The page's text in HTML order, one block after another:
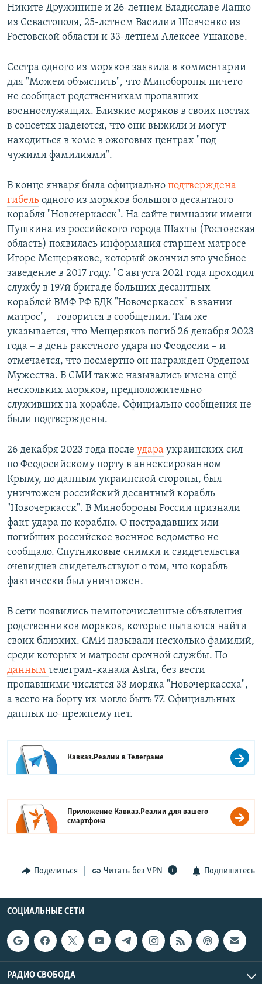
Никите Дружинине и 26-летнем Владиславе Лапко
из Севастополя, 25-летнем Василии Шевченко из
Ростовской области и 33-летнем Алексее Ушакове.
Сестра одного из моряков заявила в комментарии
для "Можем объяснить", что Минобороны ничего
не сообщает родственникам пропавших
военнослужащих. Близкие моряков в своих постах
в соцсетях надеются, что они выжили и могут
находиться в коме в ожоговых центрах "под
чужими фамилиями".
В конце января была официально подтверждена
гибель одного из моряков большого десантного
корабля "Новочеркасск". На сайте гимназии имени
Пушкина из российского города Шахты (Ростовская
область) появилась информация старшем матросе
Игоре Мещерякове, который окончил это учебное
заведение в 2017 году. "С августа 2021 года проходил
службу в 197й бригаде больших десантных
кораблей ВМФ РФ БДК "Новочеркасск" в звании
матрос", – говорится в сообщении. Там же
указывается, что Мещеряков погиб 26 декабря 2023
года – в день ракетного удара по Феодосии – и
отмечается, что посмертно он награжден Орденом
Мужества. В СМИ также назывались имена ещё
нескольких моряков, предположительно
служивших на корабле. Официально сообщения не
были подтверждены.
26 декабря 2023 года после удара украинских сил
по Феодосийскому порту в аннексированном
Крыму, по данным украинской стороны, был
уничтожен российский десантный корабль
"Новочеркасск". В Минобороны России признали
факт удара по кораблю. О пострадавших или
погибших российское военное ведомство не
сообщало. Спутниковые снимки и свидетельства
очевидцев свидетельствуют о том, что корабль
фактически был уничтожен.
В сети появились немногочисленные объявления
родственников моряков, которые пытаются найти
своих близких. СМИ называли несколько фамилий,
среди которых и матросы срочной службы. По
данным телеграм-канала Astra, без вести
пропавшими числятся 33 моряка "Новочеркасска",
а всего на борту их могло быть 77. Официальных
данных по-прежнему нет.
Кавказ.Реалии вТелеграме
Приложение Кавказ.Реалии для вашего
смартфона
Поделиться Читать без VPN Подпишитесь
СОЦИАЛЬНЫЕ СЕТИ
РАДИО СВОБОДА